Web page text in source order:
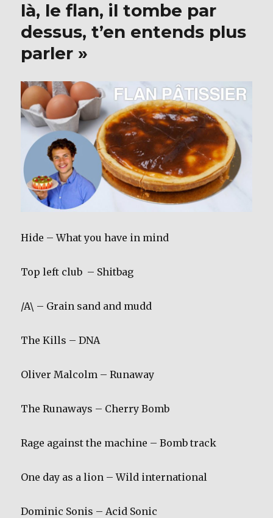
là, le flan, il tombe par
dessus, t’en entends plus
parler »
Hide – What you have in mind
Top left club – Shitbag
/A\ – Grain sand and mudd
The Kills – DNA
Oliver Malcolm – Runaway
The Runaways – Cherry Bomb
Rage against the machine – Bomb track
One day as a lion – Wild international
Dominic Sonis – Acid Sonic